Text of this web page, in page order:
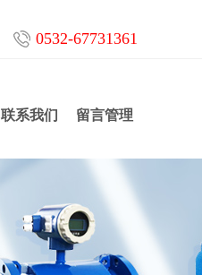
0532-67731361
联系我们 留言管理